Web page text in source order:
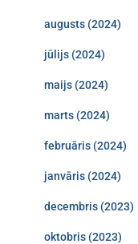
augusts (2024)
jūlijs (2024)
maijs (2024)
marts (2024)
februāris (2024)
janvāris (2024)
decembris (2023)
oktobris (2023)